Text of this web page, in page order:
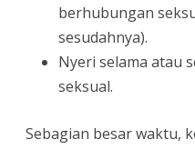
berhubungan
sesudahnya).
Nyeri selama atau
seksual.
Sebagian besar waktu,